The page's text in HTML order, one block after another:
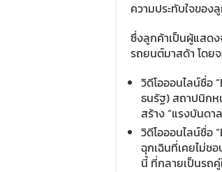
ความประทับใจของ
ซึ่งลูกค้าเป็นผู้แสดง
รถยนต์มาสด้า โดย
วิดีโอออนไลน์ชื่อ
ธนรัฐ) สถาปนิกห
สร้าง “แรงบันดา
วิดีโอออนไลน์ชื่อ
ฉุกเฉินที่เคยไม่ช
นี้ ที่กลายเป็นรถคู่